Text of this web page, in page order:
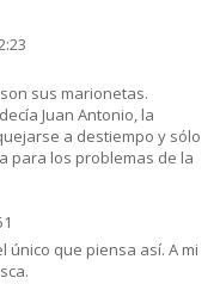
sus marionetas.
Juan Antonio, la
a destiempo y sólo
para los problemas de la
único que piensa así. A mi